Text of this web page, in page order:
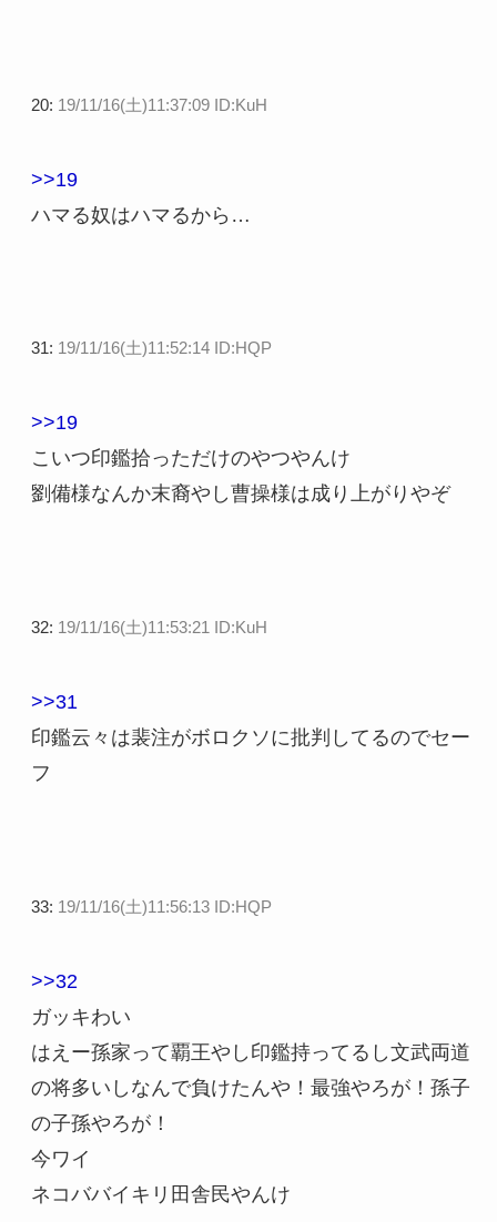
20: 19/11/16(土)11:37:09 ID:KuH
>>19
ハマる奴はハマるから…
31: 19/11/16(土)11:52:14 ID:HQP
>>19
こいつ印鑑拾っただけのやつやんけ
劉備様なんか末裔やし曹操様は成り上がりやぞ
32: 19/11/16(土)11:53:21 ID:KuH
>>31
印鑑云々は裴注がボロクソに批判してるのでセー
フ
33: 19/11/16(土)11:56:13 ID:HQP
>>32
ガッキわい
はえー孫家って覇王やし印鑑持ってるし文武両道
の将多いしなんで負けたんや！最強やろが！孫子
の子孫やろが！
今ワイ
ネコババイキリ田舎民やんけ